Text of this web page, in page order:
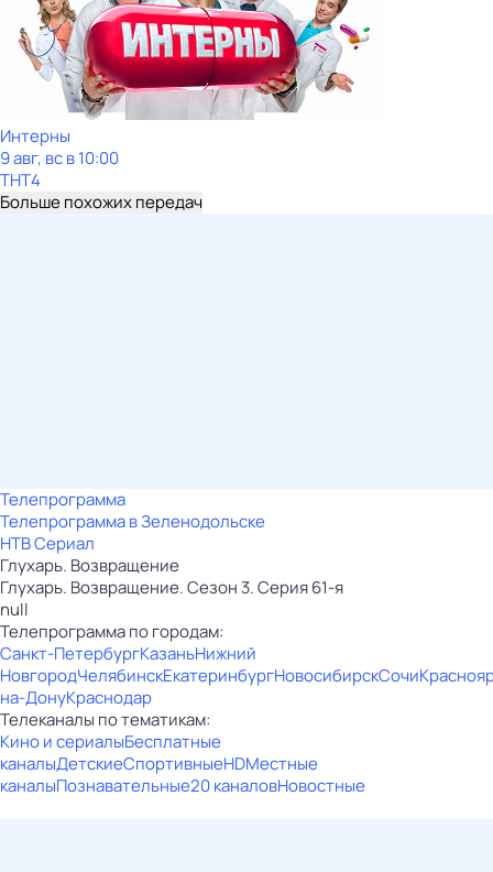
Интерны
9 авг, вс в 10:00
ТНТ4
Больше похожих передач
Телепрограмма
Телепрограмма в Зеленодольске
НТВ Сериал
Глухарь. Возвращение
Глухарь. Возвращение. Сезон 3. Серия 61-я
null
Телепрограмма по городам:
Санкт-ПетербургКазаньНижний
НовгородЧелябинскЕкатеринбургНовосибирскСочи
на-ДонуКраснодар
Телеканалы по тематикам:
Кино и сериалыБесплатные
каналыДетскиеСпортивныеHDМестные
каналыПознавательные20 каналовНовостные